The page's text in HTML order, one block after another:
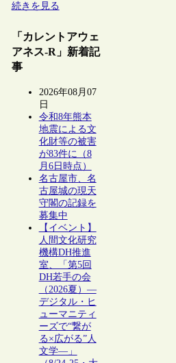
続きを見る
「カレントアウェ
アネス-R」新着記
事
2026年08月07
日
令和8年熊本
地震による文
化財等の被害
が83件に（8
月6日時点）
名古屋市、名
古屋城の現天
守閣の記録を
募集中
【イベント】
人間文化研究
機構DH推進
室、「第5回
DH若手の会
（2026夏）―
デジタル・ヒ
ューマニティ
ーズで“繋が
る×広がる”人
文学―」